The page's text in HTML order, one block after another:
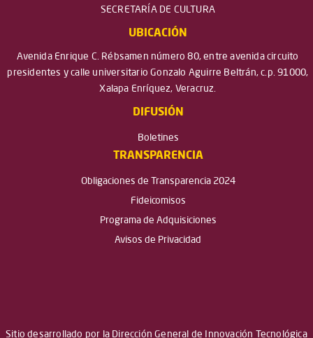
SECRETARÍA DE CULTURA
UBICACIÓN
Avenida Enrique C. Rébsamen número 80, entre avenida circuito
presidentes y calle universitario Gonzalo Aguirre Beltrán, c.p. 91000,
Xalapa Enríquez, Veracruz.
DIFUSIÓN
Boletines
TRANSPARENCIA
Obligaciones de Transparencia 2024
Fideicomisos
Programa de Adquisiciones
Avisos de Privacidad
Sitio desarrollado por la Dirección General de Innovación Tecnológica